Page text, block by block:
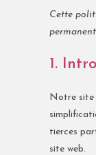
Cette
1.
Notre site
tierces
site web.